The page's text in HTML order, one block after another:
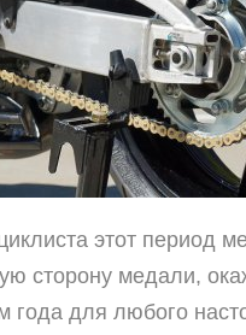
этот период
сторону медали,
года для любого